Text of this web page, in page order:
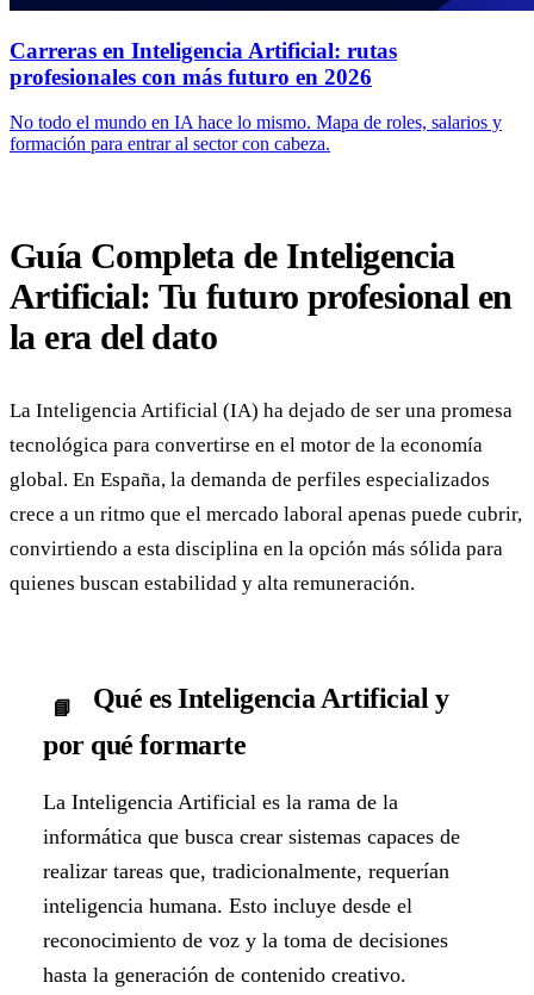
Carreras en Inteligencia Artificial: rutas
profesionales con más futuro en 2026
No todo el mundo en IA hace lo mismo. Mapa de roles, salarios y
formación para entrar al sector con cabeza.
Guía Completa de Inteligencia
Artificial: Tu futuro profesional en
la era del dato
La Inteligencia Artificial (IA) ha dejado de ser una promesa
tecnológica para convertirse en el motor de la economía
global. En España, la demanda de perfiles especializados
crece a un ritmo que el mercado laboral apenas puede cubrir,
convirtiendo a esta disciplina en la opción más sólida para
quienes buscan estabilidad y alta remuneración.
📘
Qué es Inteligencia Artificial y
por qué formarte
La Inteligencia Artificial es la rama de la
informática que busca crear sistemas capaces de
realizar tareas que, tradicionalmente, requerían
inteligencia humana. Esto incluye desde el
reconocimiento de voz y la toma de decisiones
hasta la generación de contenido creativo.